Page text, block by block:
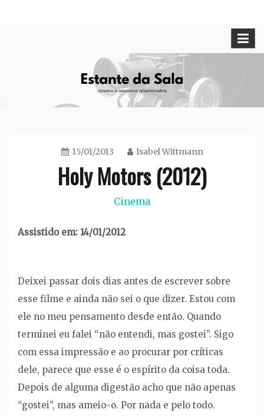
15/01/2013 Isabel Wittmann
Holy Motors (2012)
Cinema
Assistido em: 14/01/2012
Deixei passar dois dias antes de escrever sobre
esse filme e ainda não sei o que dizer. Estou com
ele no meu pensamento desde então. Quando
terminei eu falei “não entendi, mas gostei”. Sigo
com essa impressão e ao procurar por críticas
dele, parece que esse é o espírito da coisa toda.
Depois de alguma digestão acho que não apenas
“gostei”, mas ameio-o. Por nada e pelo todo.